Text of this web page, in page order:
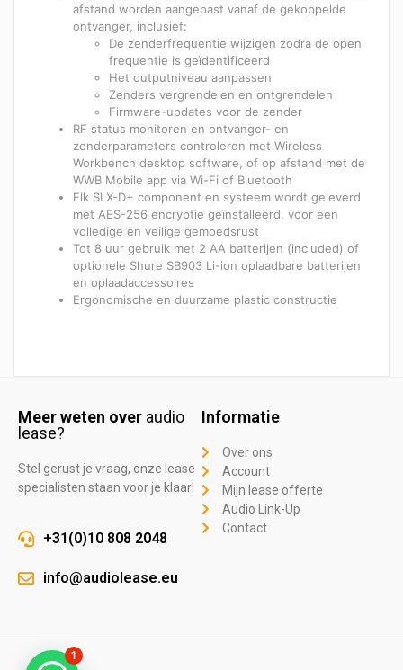
afstand worden aangepast vanaf de gekoppelde
ontvanger, inclusief:
De zenderfrequentie wijzigen zodra de open
frequentie is geïdentificeerd
Het outputniveau aanpassen
Zenders vergrendelen en ontgrendelen
Firmware-updates voor de zender
RF status monitoren en ontvanger- en
zenderparameters controleren met Wireless
Workbench desktop software, of op afstand met de
WWB Mobile app via Wi-Fi of Bluetooth
Elk SLX-D+ component en systeem wordt geleverd
met AES-256 encryptie geïnstalleerd, voor een
volledige en veilige gemoedsrust
Tot 8 uur gebruik met 2 AA batterijen (included) of
optionele Shure SB903 Li-ion oplaadbare batterijen
en oplaadaccessoires
Ergonomische en duurzame plastic constructie
Meer weten over audio
lease?
Stel gerust je vraag, onze lease
specialisten staan voor je klaar!
+31(0)10 808 2048
info@audiolease.eu
Informatie
Over ons
Account
Mijn lease offerte
Audio Link-Up
Contact
1